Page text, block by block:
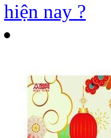
hiện nay ?